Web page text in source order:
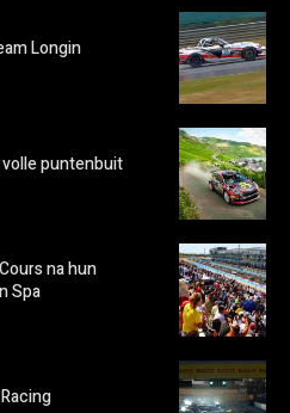
Longin
puntenbuit
na hun
Spa